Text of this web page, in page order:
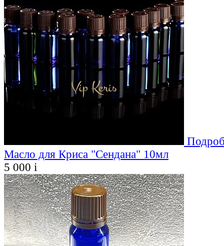
Масло для Криса "Сендана" 10мл
5 000 i